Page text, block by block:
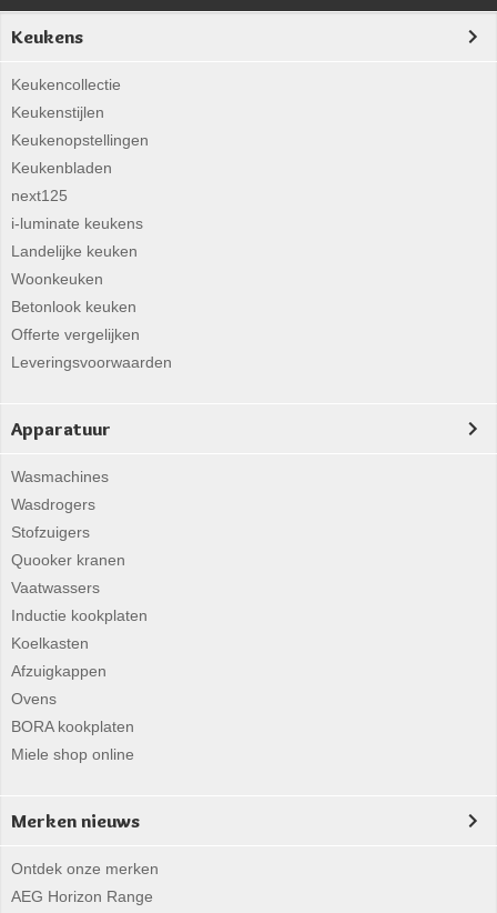
Keukens
Keukencollectie
Keukenstijlen
Keukenopstellingen
Keukenbladen
next125
i-luminate keukens
Landelijke keuken
Woonkeuken
Betonlook keuken
Offerte vergelijken
Leveringsvoorwaarden
Apparatuur
Wasmachines
Wasdrogers
Stofzuigers
Quooker kranen
Vaatwassers
Inductie kookplaten
Koelkasten
Afzuigkappen
Ovens
BORA kookplaten
Miele shop online
Merken nieuws
Ontdek onze merken
AEG Horizon Range